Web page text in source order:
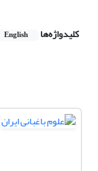
کلیدواژه‌ها English